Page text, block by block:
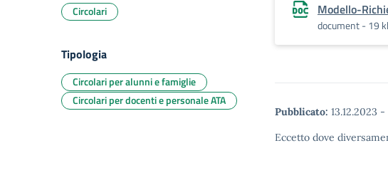
Modello-
document - 19
Pubblicato: 13.12.2023 -
Eccetto dove
Circolari
Tipologia
Circolari per alunni e famiglie
Circolari per docenti e personale ATA